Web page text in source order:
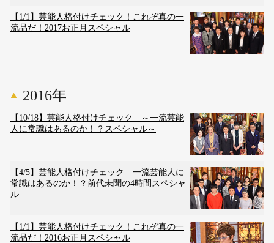
【1/1】芸能人格付けチェック！これぞ真の一
流品だ！2017お正月スペシャル
2016年
【10/18】芸能人格付けチェック ～一流芸能
人に常識はあるのか！？スペシャル～
【4/5】芸能人格付けチェック 一流芸能人に
常識はあるのか！？前代未聞の4時間スペシャ
ル
【1/1】芸能人格付けチェック！これぞ真の一
流品だ！2016お正月スペシャル